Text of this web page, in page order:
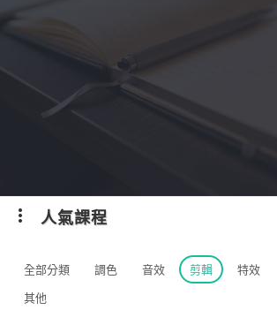
折扣碼
人氣課程
全部分類 調色 音效 剪輯 特效
其他